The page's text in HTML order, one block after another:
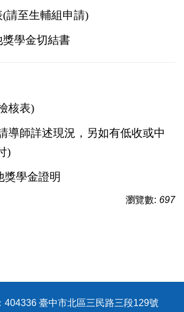
請至生輔組申請)
學金切結書
核表)
導師詳述現況，另如有低收或中
)
獎學金證明
瀏覽數: 697
404336 臺中市北區三民路三段129號